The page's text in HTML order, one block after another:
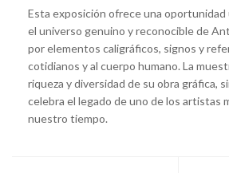
Esta exposición ofrece una oportunidad
el universo genuino y reconocible de
por elementos caligráficos, signos y
cotidianos y al cuerpo humano. La
riqueza y diversidad de su obra gráfica,
celebra el legado de uno de los artistas
nuestro tiempo.